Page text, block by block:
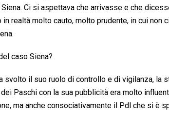
Ci si aspettava che arrivasse e che
realtà molto cauto, molto prudente, in cui non
caso Siena?
svolto il suo ruolo di controllo e di vigilanza, la
Paschi con la sua pubblicità era molto
ma anche consociativamente il Pdl che si è